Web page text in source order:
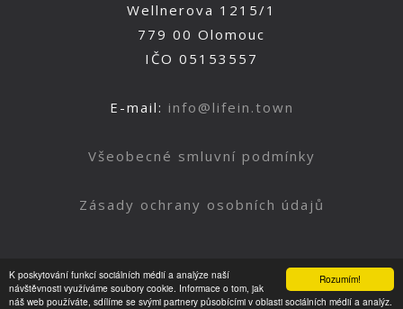
Rozumím!
K poskytování funkcí sociálních médií a analýze naší
návštěvnosti využíváme soubory cookie. Informace o tom, jak
náš web používáte, sdílíme se svými partnery působícími v oblasti sociálních médií a analýz.
Wellnerova 1215/1
779 00 Olomouc
IČO 05153557
E-mail: info@lifein.town
Všeobecné smluvní podmínky
Zásady ochrany osobních údajů
Nahoru